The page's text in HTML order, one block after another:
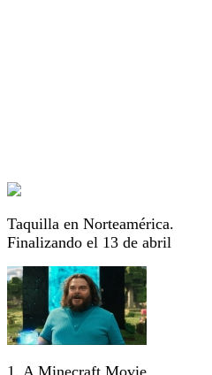
Taquilla en Norteamérica.
Finalizando el 13 de abril
1. A Minecraft Movie